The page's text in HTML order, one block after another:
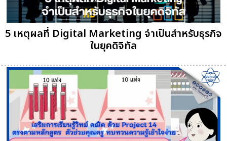
5 เหตุผลที่ Digital Marketing จำเป็นสำหรับธุรกิจ
ในยุคดิจิทัล